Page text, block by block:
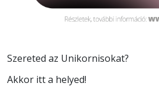
Szereted az Unikornisokat?
Akkor itt a helyed!